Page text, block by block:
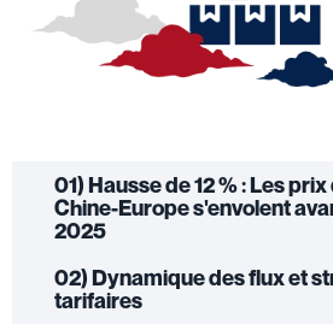
01) Hausse de 12 % : Les
Chine-Europe s'envolent
2025
02) Dynamique des flux et
tarifaires